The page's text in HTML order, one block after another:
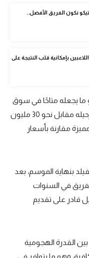
نكون الفريق الأفضل..
بإمكانية قلب النتيجة على
ما يجعله متاحًا في سوق
الانتقالات الصيفية، مع توقعات بإمكانية رحيله مقابل نحو 30 مليون
مقارنة بأسعار
بنهاية الموسم، بعد
في السنوات
قادر على تقديم
القدرة الهجومية